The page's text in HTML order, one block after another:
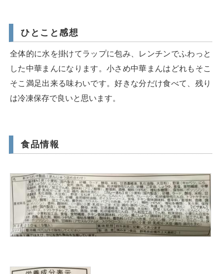
ひとこと感想
全体的に水を掛けてラップに包み、レンチンでふわっと
した中華まんになります。小さめ中華まんはどれもそこ
そこ満足出来る味わいです。好きな分だけ食べて、残り
は冷凍保存で良いと思います。
食品情報